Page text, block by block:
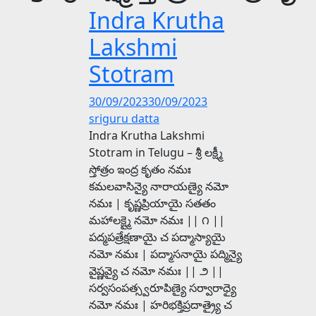
Indra Krutha
Lakshmi
Stotram
30/09/202330/09/2023
sriguru datta
Indra Krutha Lakshmi
Stotram in Telugu – శ్రీ లక్ష్మీ
స్తోత్రం ఇంద్ర కృతం నమః
కమలవాసిన్యై నారాయణ్యై నమో
నమః | కృష్ణప్రియాయై సతతం
మహాలక్ష్మై నమో నమః || ౧ ||
పద్మపత్రేక్షణాయై చ పద్మాస్యాయై
నమో నమః | పద్మాసనాయై పద్మిన్యై
వైష్ణవ్యై చ నమో నమః || ౨ ||
సర్వసంపత్స్వరూపిణ్యై సర్వారాధ్యై
నమో నమః | హరిభక్తిప్రదాత్ర్యై చ